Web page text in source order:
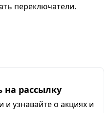
переключатели.
рассылку
узнавайте о акциях и